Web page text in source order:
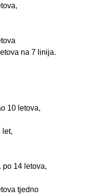
na 7 linija.
10 letova,
let,
po 14 letova,
tjedno